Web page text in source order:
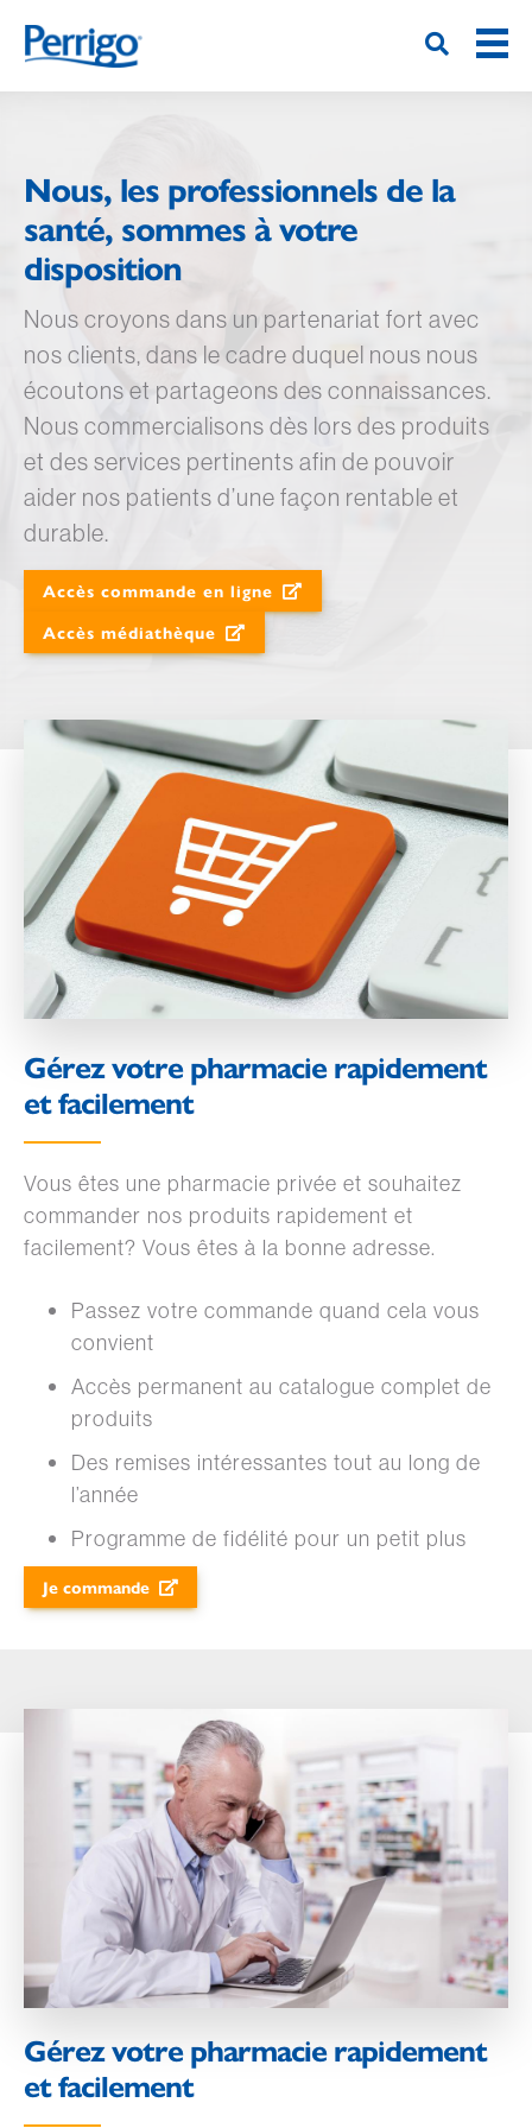
Nous, les professionnels de la
santé, sommes à votre
disposition
Nous croyons dans un partenariat fort avec
nos clients, dans le cadre duquel nous nous
écoutons et partageons des connaissances.
Nous commercialisons dès lors des produits
et des services pertinents afin de pouvoir
aider nos patients d’une façon rentable et
durable.
Accès commande en ligne
Accès médiathèque
Gérez votre pharmacie rapidement
et facilement
Vous êtes une pharmacie privée et souhaitez
commander nos produits rapidement et
facilement? Vous êtes à la bonne adresse.
Passez votre commande quand cela vous
convient
Accès permanent au catalogue complet de
produits
Des remises intéressantes tout au long de
l’année
Programme de fidélité pour un petit plus
Je commande
Gérez votre pharmacie rapidement
et facilement